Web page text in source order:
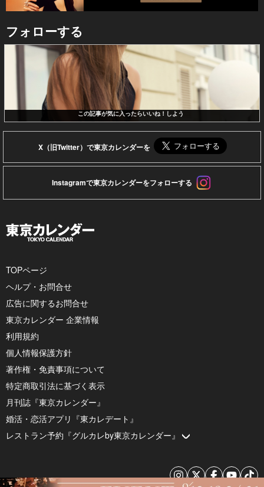
フォローする
この記事が気に入ったらいいね！しよう
X（旧Twitter）で東京カレンダーを
Instagramで東京カレンダーをフォローする
TOPページ
ヘルプ・お問合せ
広告に関するお問合せ
東京カレンダー 企業情報
利用規約
個人情報保護方針
著作権・免責事項について
特定商取引法に基づく表示
月刊誌『東京カレンダー』
婚活・恋活アプリ『東カレデート』
レストラン予約『グルカレby東京カレンダー』